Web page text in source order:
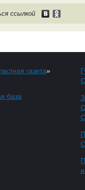
ссылкой
газета»
база